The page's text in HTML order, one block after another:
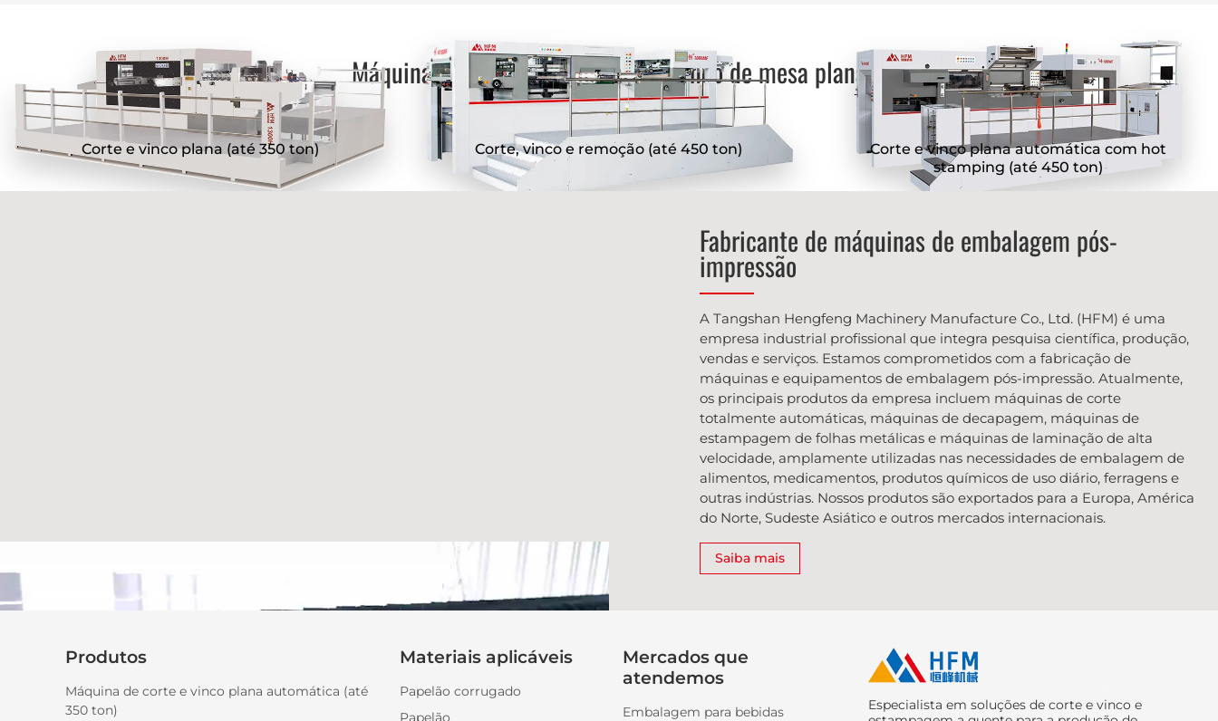
Máquinas automáticas de corte e vinco de mesa plana
Corte e vinco plana (até 350 ton) Corte, vinco e remoção (até 450 ton)
Corte e vinco plana automática com hot
stamping (até 450 ton)
Fabricante de máquinas de embalagem pós-
impressão
A Tangshan Hengfeng Machinery Manufacture Co., Ltd. (HFM) é uma
empresa industrial profissional que integra pesquisa científica, produção,
vendas e serviços. Estamos comprometidos com a fabricação de
máquinas e equipamentos de embalagem pós-impressão. Atualmente,
os principais produtos da empresa incluem máquinas de corte
totalmente automáticas, máquinas de decapagem, máquinas de
estampagem de folhas metálicas e máquinas de laminação de alta
velocidade, amplamente utilizadas nas necessidades de embalagem de
alimentos, medicamentos, produtos químicos de uso diário, ferragens e
outras indústrias. Nossos produtos são exportados para a Europa, América
do Norte, Sudeste Asiático e outros mercados internacionais.
Saiba mais
Produtos
Máquina de corte e vinco plana automática (até
350 ton)
Materiais aplicáveis
Papelão corrugado
Mercados que
atendemos
Embalagem para bebidas
Especialista em soluções de corte e vinco e